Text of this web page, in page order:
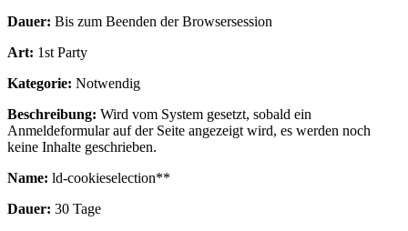
Dauer: Bis zum Beenden der Browsersession
Art: 1st Party
Kategorie: Notwendig
Beschreibung: Wird vom System gesetzt, sobald ein
Anmeldeformular auf der Seite angezeigt wird, es werden noch
keine Inhalte geschrieben.
Name: ld-cookieselection**
Dauer: 30 Tage